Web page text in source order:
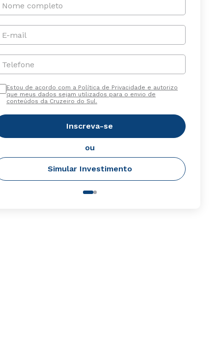
Nome completo
E-mail
Telefone
Estou de acordo com a Política de Privacidade e autorizo
que meus dados sejam utilizados para o envio de
conteúdos da Cruzeiro do Sul.
Inscreva-se
ou
Simular Investimento